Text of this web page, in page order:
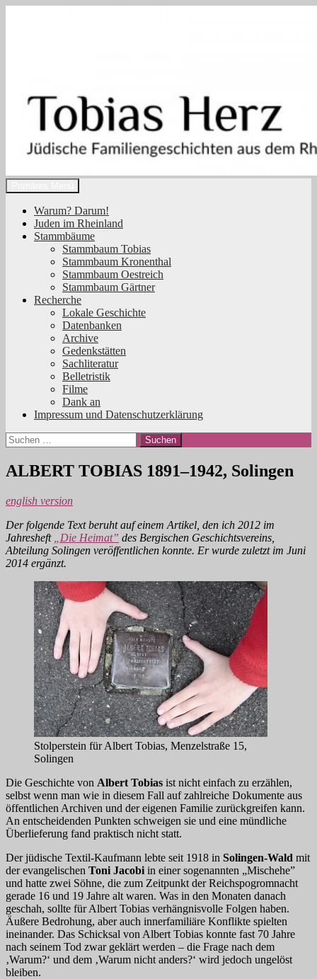
Tobias Herz
Suchen
Warum? Darum!
Juden im Rheinland
Stammbäume
Stammbaum Tobias
Stammbaum Kronenthal
Stammbaum Oestreich
Stammbaum Gärtner
Recherche
Lokale Geschichte
Datenbanken
Archive
Gedenkstätten
Sachliteratur
Belletristik
Filme
Dank an
Impressum und Datenschutzerklärung
Suchen
nach:
ALBERT TOBIAS 1891–1942, Solingen
english version
Der folgende Text beruht auf einem Artikel, den ich 2012 im
Jahresheft
„Die Heimat” des Bergischen Geschichtsvereins,
Abteilung Solingen veröffentlichen konnte. Er wurde zuletzt im Juni
2014 ergänzt.
Stolperstein für Albert Tobias, Menzelstraße 15,
Solingen
Die Geschichte von Albert Tobias ist nicht einfach zu erzählen,
selbst wenn man wie in diesem Fall auf zahlreiche Dokumente aus
öffentlichen Archiven und der eigenen Familie zurückgreifen kann.
An entscheidenden Punkten schweigen sie und eine mündliche
Überlieferung fand praktisch nicht statt.
Der jüdische Textil-Kaufmann lebte seit 1918 in Solingen-Wald mit
der evangelischen Toni Jacobi in einer sogenannten „Mischehe”
und hatte zwei Söhne, die zum Zeitpunkt der Reichspogromnacht
gerade 16 und 19 Jahre alt waren. Was in den Monaten danach
geschah, sollte für Albert Tobias verhängnisvolle Folgen haben.
Äußere Bedrohung, aber auch innerfamiliäre Konflikte spielten
ineinander. Das Schicksal von Albert Tobias konnte fast 70 Jahre
nach seinem Tod zwar geklärt werden – die Frage nach dem
‚Warum?‘ und dem ‚Warum nicht anders?‘ wird jedoch ungelöst
bleiben.